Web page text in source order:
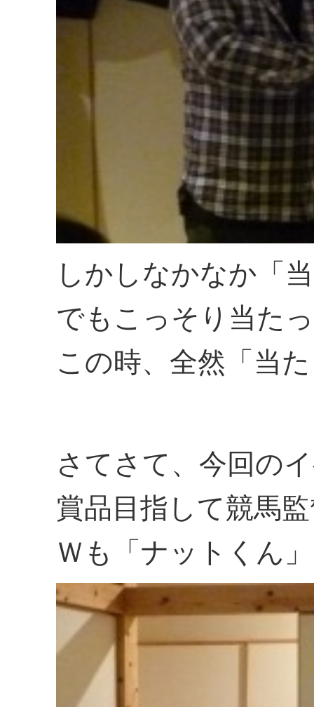
しかしなかなか「
でもこっそり当た
この時、全然「当
さてさて、今回の
賞品目指して競馬
Ｗも「ナットくん